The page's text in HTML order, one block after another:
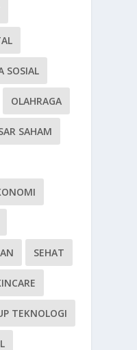
SOSIAL
OLAHRAGA
SAHAM
SEHAT
TEKNOLOGI